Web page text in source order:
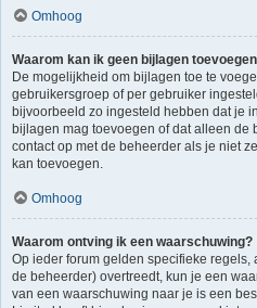
Omhoog
Waarom kan ik geen bijlagen
De mogelijkheid om bijlagen toe te
gebruikersgroep of per gebruiker
bijvoorbeeld zo ingesteld hebben dat je
bijlagen mag toevoegen of dat alleen de
contact op met de beheerder als je niet
kan toevoegen.
Omhoog
Waarom ontving ik een waarschuwing?
Op ieder forum gelden specifieke
de beheerder) overtreedt, kun je een
van een waarschuwing naar je is een